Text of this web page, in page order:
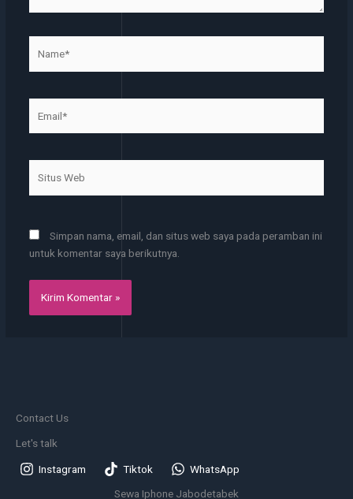
Web
Simpan nama, email, dan situs web saya pada peramban ini
untuk komentar saya berikutnya.
Contact Us
Let's talk
Instagram Tiktok
WhatsApp
Sewa Iphone Jabodetabek